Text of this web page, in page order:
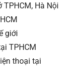
Hà Nội
giới
TPHCM
thoại tại